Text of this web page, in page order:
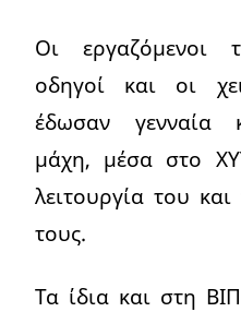
Οι εργαζόμενοι
οδηγοί και οι
έδωσαν γενναία
μάχη, μέσα στο
λειτουργία του
τους.
Τα ίδια και στη